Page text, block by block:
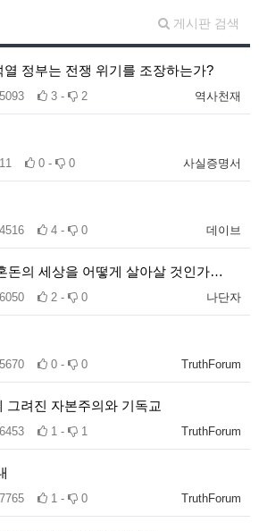
게시판 검색
정부는 전쟁 위기를 조장하는가?
역사천재
5093 3 - 2
사실증명서
11 0 - 0
데이브
4516 4 - 0
돈의 세상을 어떻게 살아살 것인가…
나단자
6050 2 - 0
TruthForum
5670 0 - 0
그려진 자본주의와 기독교
TruthForum
6453 1 - 1
TruthForum
7765 1 - 0